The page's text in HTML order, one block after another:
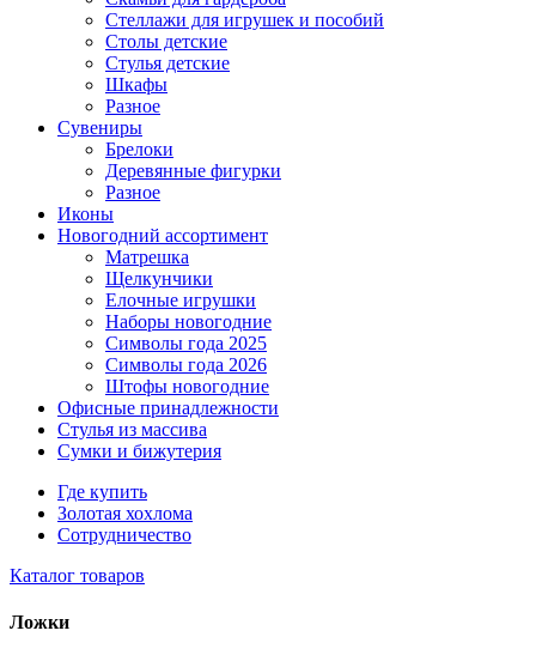
Стеллажи для игрушек и пособий
Столы детские
Стулья детские
Шкафы
Разное
Сувениры
Брелоки
Деревянные фигурки
Разное
Иконы
Новогодний ассортимент
Матрешка
Щелкунчики
Елочные игрушки
Наборы новогодние
Символы года 2025
Символы года 2026
Штофы новогодние
Офисные принадлежности
Стулья из массива
Сумки и бижутерия
Где купить
Золотая хохлома
Сотрудничество
Каталог товаров
Ложки